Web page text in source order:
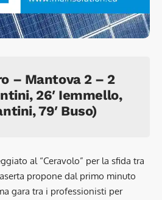
– Mantova 2 – 2
26′ Iemmello,
79′ Buso)
al “Ceravolo” per la sfida tra
propone dal primo minuto
gara tra i professionisti per